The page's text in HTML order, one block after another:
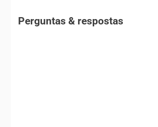
Perguntas & respostas